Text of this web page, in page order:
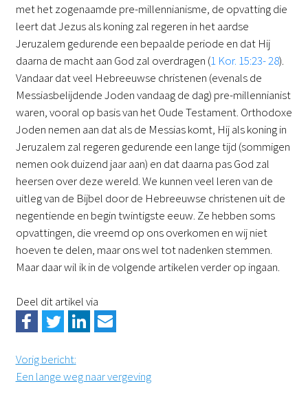
met het zogenaamde pre-millennianisme, de opvatting die
leert dat Jezus als koning zal regeren in het aardse
Jeruzalem gedurende een bepaalde periode en dat Hij
daarna de macht aan God zal overdragen (1 Kor. 15:23- 28).
Vandaar dat veel Hebreeuwse christenen (evenals de
Messiasbelijdende Joden vandaag de dag) pre-millennianist
waren, vooral op basis van het Oude Testament. Orthodoxe
Joden nemen aan dat als de Messias komt, Hij als koning in
Jeruzalem zal regeren gedurende een lange tijd (sommigen
nemen ook duizend jaar aan) en dat daarna pas God zal
heersen over deze wereld. We kunnen veel leren van de
uitleg van de Bijbel door de Hebreeuwse christenen uit de
negentiende en begin twintigste eeuw. Ze hebben soms
opvattingen, die vreemd op ons overkomen en wij niet
hoeven te delen, maar ons wel tot nadenken stemmen.
Maar daar wil ik in de volgende artikelen verder op ingaan.
Deel dit artikel via
Vorig bericht:
Een lange weg naar vergeving